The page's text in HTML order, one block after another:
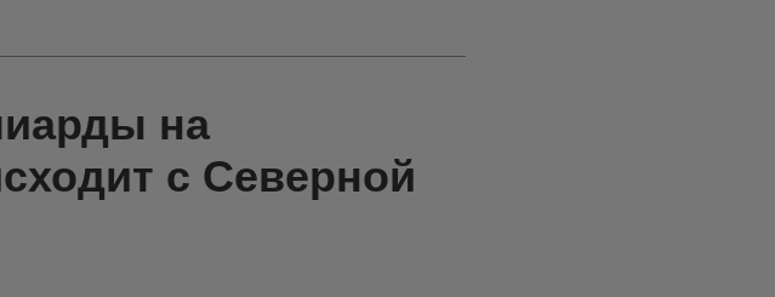
на
с Северной